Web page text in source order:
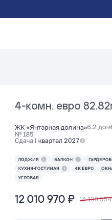
4-комн. евро
ЖК «Янтарная долина»6.2 дом
№ 185
Сдача I квартал 2027
ЛОДЖИЯ БАЛКОН
КУХНЯ-ГОСТИНАЯ
4К ЕВРО
УГЛОВАЯ
12 010 970 ₽ 14 130